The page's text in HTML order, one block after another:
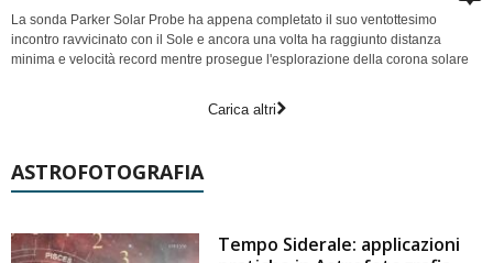
La sonda Parker Solar Probe ha appena completato il suo ventottesimo
incontro ravvicinato con il Sole e ancora una volta ha raggiunto distanza
minima e velocità record mentre prosegue l'esplorazione della corona solare
Carica altri
ASTROFOTOGRAFIA
Tempo Siderale: applicazioni